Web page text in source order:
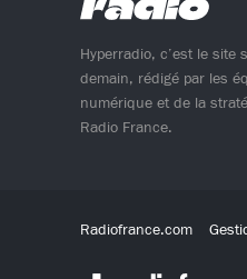
Hyperradio, c’est le site
demain, rédigé par les
numérique et de la
Radio France.
Radiofrance.com